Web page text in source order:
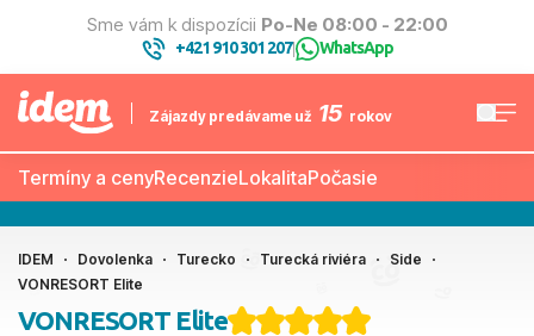
Sme vám k dispozícii Po-Ne 08:00 - 22:00
+421 910 301 207| WhatsApp
Zájazdy predávame už 15 rokov
Termíny a cenyRecenzieLokalitaPočasie
IDEM Dovolenka Turecko Turecká riviéra
Side
VONRESORT Elite
VONRESORT Elite